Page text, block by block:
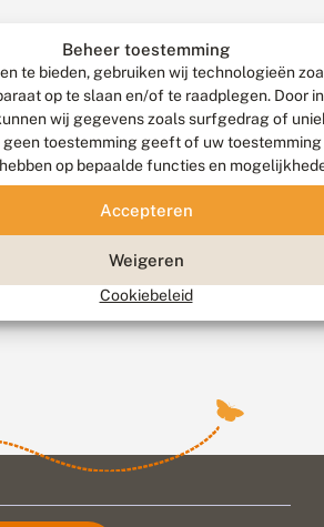
Beheer toestemming
te bieden, gebruiken wij technologieën
op te slaan en/of te raadplegen. Door
wij gegevens zoals surfgedrag of
geen toestemming geeft of uw
op bepaalde functies en
Accepteren
Weigeren
Cookiebeleid